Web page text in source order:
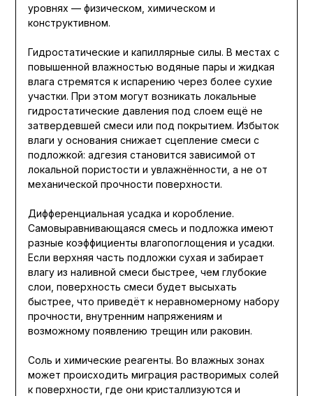
уровнях — физическом, химическом и
конструктивном.
Гидростатические и капиллярные силы. В местах с
повышенной влажностью водяные пары и жидкая
влага стремятся к испарению через более сухие
участки. При этом могут возникать локальные
гидростатические давления под слоем ещё не
затвердевшей смеси или под покрытием. Избыток
влаги у основания снижает сцепление смеси с
подложкой: адгезия становится зависимой от
локальной пористости и увлажнённости, а не от
механической прочности поверхности.
Дифференциальная усадка и коробление.
Самовыравнивающаяся смесь и подложка имеют
разные коэффициенты влагопоглощения и усадки.
Если верхняя часть подложки сухая и забирает
влагу из наливной смеси быстрее, чем глубокие
слои, поверхность смеси будет высыхать
быстрее, что приведёт к неравномерному набору
прочности, внутренним напряжениям и
возможному появлению трещин или раковин.
Соль и химические реагенты. Во влажных зонах
может происходить миграция растворимых солей
к поверхности, где они кристаллизуются и